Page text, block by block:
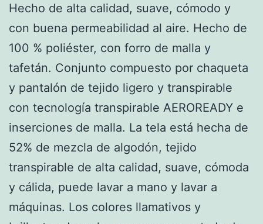
Hecho de alta calidad, suave, cómodo y
con buena permeabilidad al aire. Hecho de
100 % poliéster, con forro de malla y
tafetán. Conjunto compuesto por chaqueta
y pantalón de tejido ligero y transpirable
con tecnología transpirable AEROREADY e
inserciones de malla. La tela está hecha de
52% de mezcla de algodón, tejido
transpirable de alta calidad, suave, cómoda
y cálida, puede lavar a mano y lavar a
máquinas. Los colores llamativos y